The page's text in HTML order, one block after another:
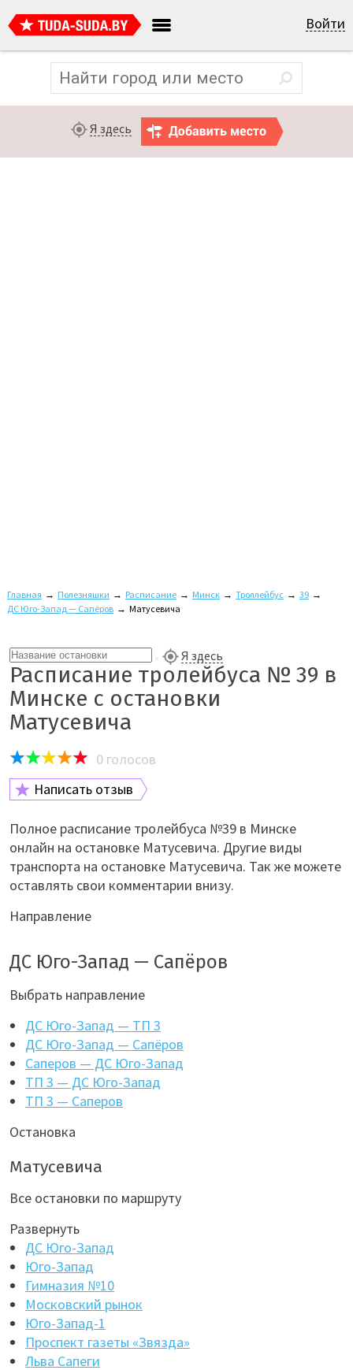
Войти
Я здесь
Главная → Полезняшки → Расписание → Минск → Троллейбус → 39 →
ДС Юго-Запад — Сапёров → Матусевича
Я здесь
Расписание тролейбуса № 39 в
Минске с остановки
Матусевича
0 голосов
Написать отзыв
Полное расписание тролейбуса №39 в Минске
онлайн на остановке Матусевича. Другие виды
транспорта на остановке Матусевича. Так же можете
оставлять свои комментарии внизу.
Направление
ДС Юго-Запад — Сапёров
Выбрать направление
ДС Юго-Запад — ТП 3
ДС Юго-Запад — Сапёров
Саперов — ДС Юго-Запад
ТП 3 — ДС Юго-Запад
ТП 3 — Саперов
Остановка
Матусевича
Все остановки по маршруту
Развернуть
ДС Юго-Запад
Юго-Запад
Гимназия №10
Московский рынок
Юго-Запад-1
Проспект газеты «Звязда»
Льва Сапеги